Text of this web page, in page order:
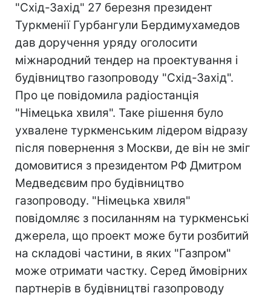
"Схід-Захід" 27 березня президент
Туркменії Гурбангули Бердимухамедов
дав доручення уряду оголосити
міжнародний тендер на проектування і
будівництво газопроводу "Схід-Захід".
Про це повідомила радіостанція
"Німецька хвиля". Таке рішення було
ухвалене туркменським лідером відразу
після повернення з Москви, де він не зміг
домовитися з президентом РФ Дмитром
Медведєвим про будівництво
газопроводу. "Німецька хвиля"
повідомляє з посиланням на туркменські
джерела, що проект може бути розбитий
на складові частини, в яких "Газпром"
може отримати частку. Серед ймовірних
партнерів в будівництві газопроводу